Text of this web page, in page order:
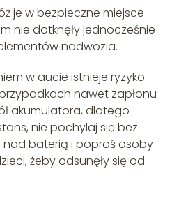
je w bezpieczne miejsce
nie dotknęły jednocześnie
nadwozia.
w aucie istnieje ryzyko
nawet zapłonu
akumulatora, dlatego
nie pochylaj się bez
baterią i poproś osoby
żeby odsunęły się od